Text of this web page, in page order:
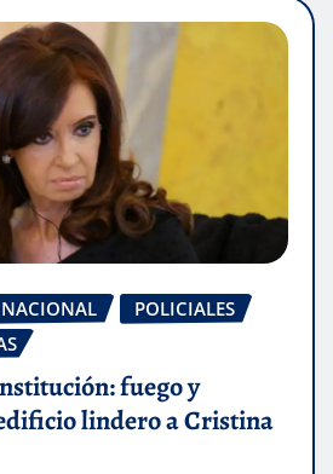
NACIONAL
POLICIALES
fuego y
lindero a Cristina